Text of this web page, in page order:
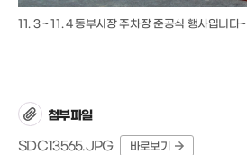
11. 3 ~ 11. 4 동부시장 주차장 준공식 행사입니다~
첨부파일
SDC13565.JPG
바로보기